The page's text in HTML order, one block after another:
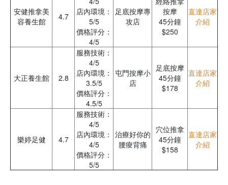
安健推拿美
容養生館
4.7
店內環境：
5/5
價格評分：
4/5
足底按摩專
攻店
按摩
45分鐘
$250
直達店家
介紹
大正養生館 2.8
服務技術：
4/5
店內環境：
3.5/5
價格評分：
4.5/5
屯門按摩小
店
足底按摩
45分鐘
$178
直達店家
介紹
樂婷足健 4.7
服務技術：
4/5
店內環境：
4/5
價格評分：
5/5
治療好你的
腰痠背痛
穴位推拿
45分鐘
$158
直達店家
介紹